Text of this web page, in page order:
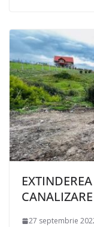
27 septembrie